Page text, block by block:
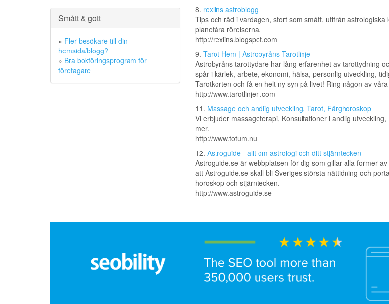
Smått & gott
» Fler besökare till din
hemsida/blogg?
» Bra bokföringsprogram för
företagare
8. rexlins astroblogg
Tips och råd i vardagen, stort som smått, utifrån astrologiska
planetära rörelserna.
http://rexlins.blogspot.com
9. Tarot Hem | Astrobyråns Tarotlinje
Astrobyråns tarottydare har lång erfarenhet av tarottydning
spår i kärlek, arbete, ekonomi, hälsa, personlig utveckling,
Tarotkorten och få en helt ny syn på livet! Ring någon av våra
http://www.tarotlinjen.com
11. Massage och andlig utveckling, Tarot, Färghoroskop
Vi erbjuder massageterapi, Konsultationer i andlig
mer.
http://www.totum.nu
12. Astroguide - allt om astrologi och ditt stjärntecken
Astroguide.se är webbplatsen för dig som gillar alla former
att Astroguide.se skall bli Sveriges största nättidning och
horoskop och stjärntecken.
http://www.astroguide.se